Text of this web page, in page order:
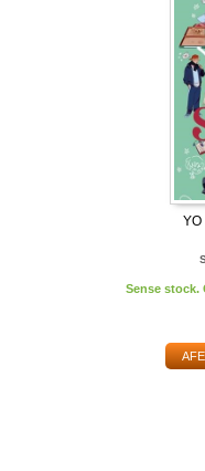
YO
Sense stock.